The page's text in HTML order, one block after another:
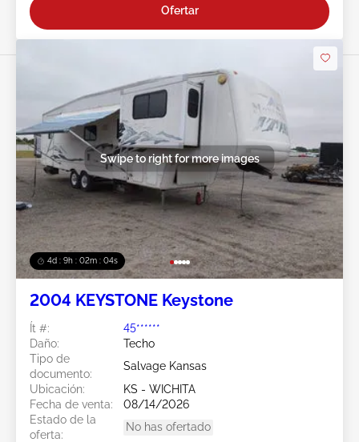
Ofertar
4d : 9h : 02m : 01s
Swipe to right for more images
2004 KEYSTONE Keystone
Ít #:
45******
Daño:
Techo
Tipo de
documento:
Salvage Kansas
Ubicación:
KS - WICHITA
Fecha de venta:
08/14/2026
Estado de la
oferta:
No has ofertado